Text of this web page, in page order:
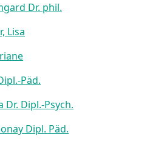
Dr. phil.
Lisa
Päd.
Dr. Dipl.-Psych.
Dipl. Päd.